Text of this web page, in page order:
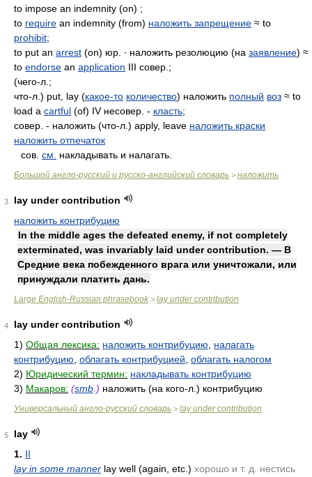
to impose an indemnity (on) ;
to require an indemnity (from) наложить запрещение ≈ to
prohibit;
to put an arrest (on) юр. ∙ наложить резолюцию (на заявление) ≈
to endorse an application III совер.;
(чего-л.;
что-л.) put, lay (какое-то количество) наложить полный воз ≈ to
load a cartful (of) IV несовер. - класть;
совер. - наложить (что-л.) apply, leave наложить краски
наложить отпечаток
сов. см. накладывать и налагать.
Большой англо-русский и русско-английский словарь > наложить
3
lay under contribution
наложить контрибуцию
In the middle ages the defeated enemy, if not completely
exterminated, was invariably laid under contribution. — В
Средние века побежденного врага или уничтожали, или
принуждали платить дань.
Large English-Russian phrasebook > lay under contribution
4
lay under contribution
1) Общая лексика: наложить контрибуцию
налагать
контрибуцию облагать контрибуцией облагать налогом
2) Юридический термин: накладывать контрибуцию
3) Макаров: (smb .) наложить (на кого-л.) контрибуцию
Универсальный англо-русский словарь > lay under contribution
5
lay
1. II
lay in some manner lay well (again, etc.) хорошо и т. д. нестись